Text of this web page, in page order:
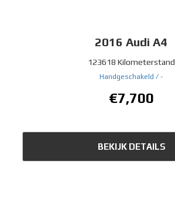
2016 Audi A4
123618 Kilometerstand
Handgeschakeld / -
€7,700
BEKIJK DETAILS